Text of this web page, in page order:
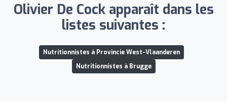
Olivier De Cock apparaît dans les
listes suivantes :
Nutritionnistes à Provincie West-Vlaanderen
Nutritionnistes à Brugge